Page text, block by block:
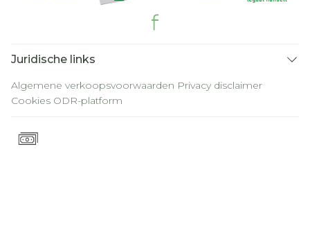
Juridische links
Algemene verkoopsvoorwaarden Privacy disclaimer
Cookies ODR-platform